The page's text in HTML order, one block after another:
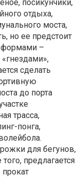
посикунчики,
отдыха,
моста,
но ее предстоит
формами –
сделать
до порта
трасса,
понга,
для бегунов,
предлагается
прокат